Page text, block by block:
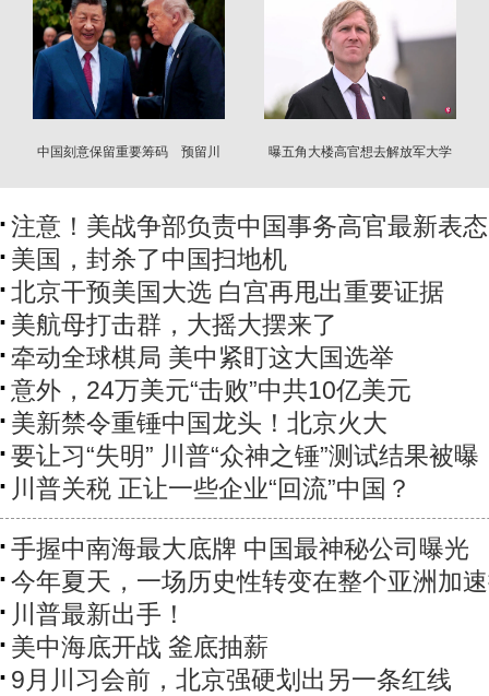
中国刻意保留重要筹码 预留川
曝五角大楼高官想去解放军大学
注意！美战争部负责中国事务高官最新表态
美国，封杀了中国扫地机
北京干预美国大选 白宫再甩出重要证据
美航母打击群，大摇大摆来了
牵动全球棋局 美中紧盯这大国选举
意外，24万美元“击败”中共10亿美元
美新禁令重锤中国龙头！北京火大
要让习“失明” 川普“众神之锤”测试结果被曝
川普关税 正让一些企业“回流”中国？
手握中南海最大底牌 中国最神秘公司曝光
今年夏天，一场历史性转变在整个亚洲加
川普最新出手！
美中海底开战 釜底抽薪
9月川习会前，北京强硬划出另一条红线